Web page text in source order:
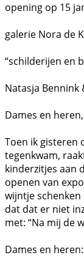
opening op 15
galerie Nora de
“schilderijen en
Natasja Bennink
Dames en heren,
Toen ik gisteren
tegenkwam,
kinderzitjes aan
openen van
wijntje schenken
dat dat er niet
met: “Na mij de
Dames en